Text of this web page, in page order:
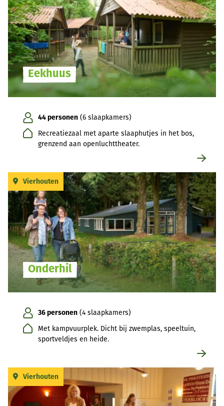
Eekhuus
44 personen (6 slaapkamers)
Recreatiezaal met aparte slaaphutjes in het bos,
grenzend aan openluchttheater.
Vierhouten
Onderhil
36 personen (4 slaapkamers)
Met kampvuurplek. Dicht bij zwemplas, speeltuin,
sportveldjes en heide.
Vierhouten